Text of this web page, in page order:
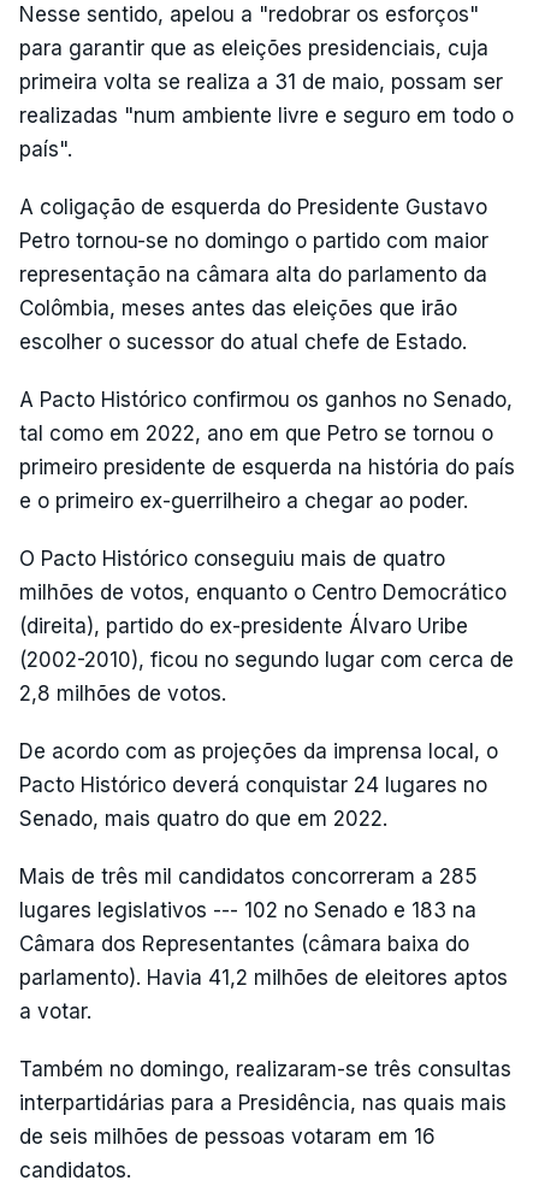
Nesse sentido, apelou a "redobrar os esforços"
para garantir que as eleições presidenciais, cuja
primeira volta se realiza a 31 de maio, possam ser
realizadas "num ambiente livre e seguro em todo o
país".
A coligação de esquerda do Presidente Gustavo
Petro tornou-se no domingo o partido com maior
representação na câmara alta do parlamento da
Colômbia, meses antes das eleições que irão
escolher o sucessor do atual chefe de Estado.
A Pacto Histórico confirmou os ganhos no Senado,
tal como em 2022, ano em que Petro se tornou o
primeiro presidente de esquerda na história do país
e o primeiro ex-guerrilheiro a chegar ao poder.
O Pacto Histórico conseguiu mais de quatro
milhões de votos, enquanto o Centro Democrático
(direita), partido do ex-presidente Álvaro Uribe
(2002-2010), ficou no segundo lugar com cerca de
2,8 milhões de votos.
De acordo com as projeções da imprensa local, o
Pacto Histórico deverá conquistar 24 lugares no
Senado, mais quatro do que em 2022.
Mais de três mil candidatos concorreram a 285
lugares legislativos --- 102 no Senado e 183 na
Câmara dos Representantes (câmara baixa do
parlamento). Havia 41,2 milhões de eleitores aptos
a votar.
Também no domingo, realizaram-se três consultas
interpartidárias para a Presidência, nas quais mais
de seis milhões de pessoas votaram em 16
candidatos.